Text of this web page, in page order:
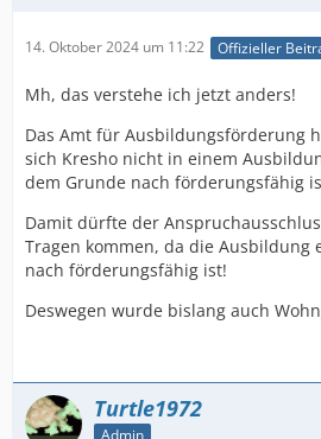
14. Oktober 2024 um 11:22 Offizieller
Mh, das verstehe ich jetzt anders!
Das Amt für Ausbildungsförderung
sich Kresho nicht in einem
dem Grunde nach förderungsfähig
Damit dürfte der
Tragen kommen, da die Ausbildung
nach förderungsfähig ist!
Deswegen wurde bislang auch
Turtle1972